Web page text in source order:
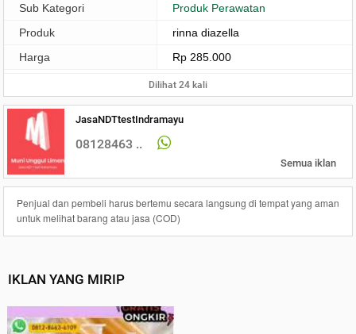
Sub Kategori
Produk Perawatan
Produk
rinna diazella
Harga
Rp 285.000
Dilihat 24 kali
JasaNDTtestIndramayu
08128463 ..
Semua iklan
Penjual dan pembeli harus bertemu secara langsung di tempat yang aman
untuk melihat barang atau jasa (COD)
IKLAN YANG MIRIP